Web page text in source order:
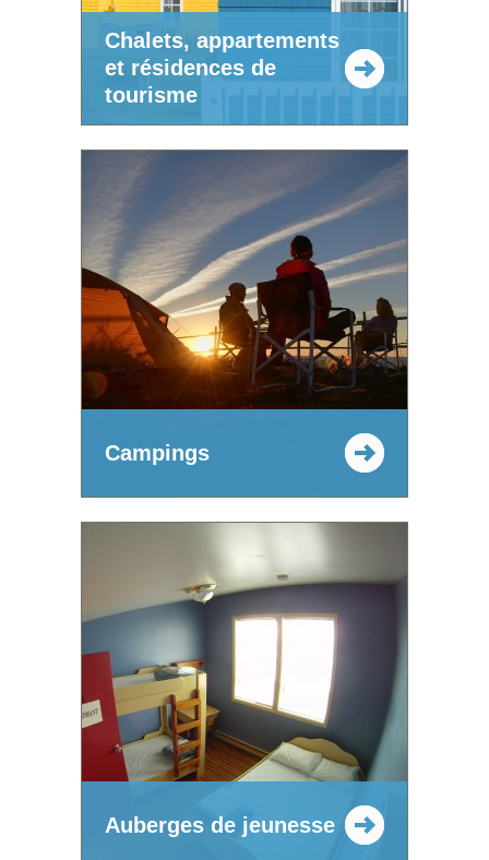
Chalets, appartements
et résidences de
tourisme
Campings
Auberges de jeunesse